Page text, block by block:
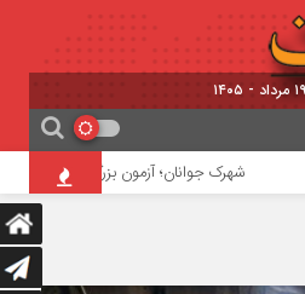
شهرک جوانان؛ آزمون بزرگ تبریز برای نجات ۴۸ هکتار پرخطر!